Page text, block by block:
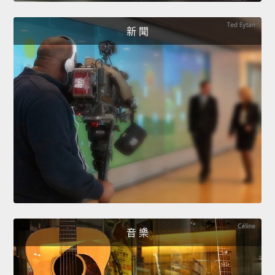
新 聞
音 樂